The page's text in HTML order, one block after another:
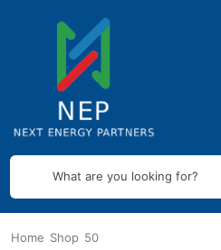
What are you looking for?
Home Shop 50